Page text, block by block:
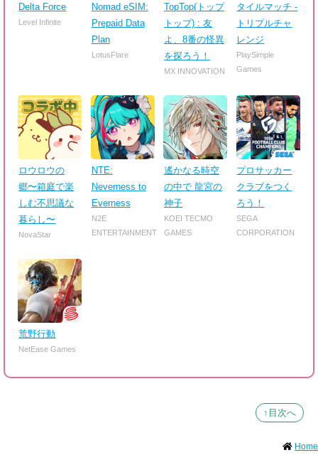
Delta Force
Level Infinite
Nomad eSIM:
Prepaid Data
Plan
LotusFlare
TopTop(トップ
トップ) : 友
よ、8番の怪異
を探ろう！
MX INNOVATION
タイルマッチ -
トリプルチャ
レンジ
PlaySimple
Games
ロウロウの
郷〜箱庭で楽
しむ不思議な
暮らし〜
NovaStar
NTE:
Neverness to
Everness
N2E
ENTERTAINMENT
遙かなる時空
の中で 龍宮の
神子
KOEI TECMO
GAMES
プロサッカー
クラブをつく
ろう！
SEGA
CORPORATION
荒野行動
NetEase Games
↑目次へ
Home